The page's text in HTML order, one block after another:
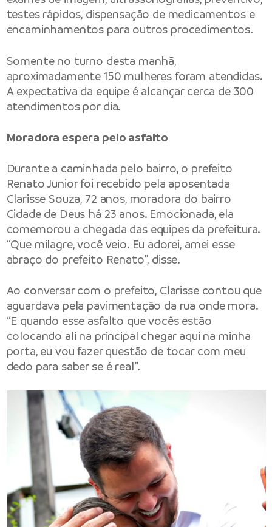
testes rápidos, dispensação de medicamentos e
encaminhamentos para outros procedimentos.
Somente no turno desta manhã,
aproximadamente 150 mulheres foram atendidas.
A expectativa da equipe é alcançar cerca de 300
atendimentos por dia.
Moradora espera pelo asfalto
Durante a caminhada pelo bairro, o prefeito
Renato Junior foi recebido pela aposentada
Clarisse Souza, 72 anos, moradora do bairro
Cidade de Deus há 23 anos. Emocionada, ela
comemorou a chegada das equipes da prefeitura.
“Que milagre, você veio. Eu adorei, amei esse
abraço do prefeito Renato”, disse.
Ao conversar com o prefeito, Clarisse contou que
aguardava pela pavimentação da rua onde mora.
“E quando esse asfalto que vocês estão
colocando ali na principal chegar aqui na minha
porta, eu vou fazer questão de tocar com meu
dedo para saber se é real”.